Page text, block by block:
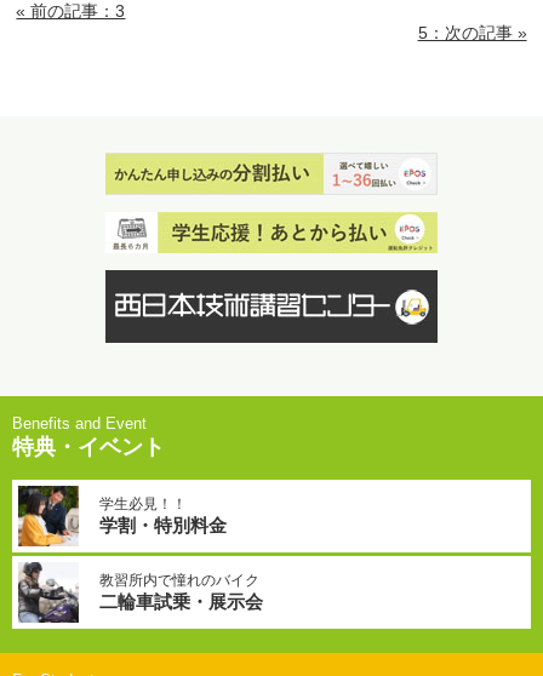
« 前の記事：3
5：次の記事 »
特典・イベント
学生必見！！
学割・特別料金
教習所内で憧れのバイク
二輪車試乗・展示会